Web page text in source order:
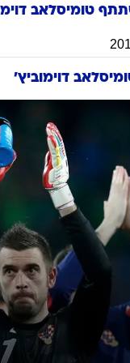
טומיסלאב
דוימוביץ'